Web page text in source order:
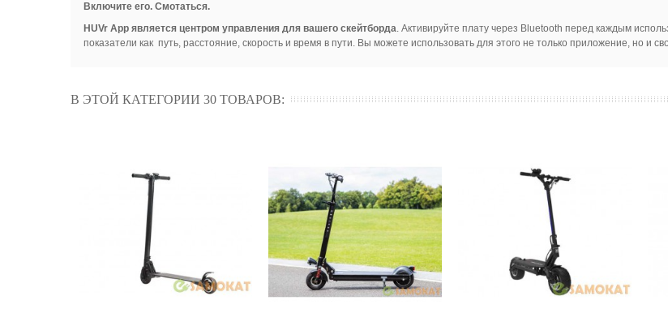
Включите его. Смотаться.
HUVr App является центром управления для вашего скейтборда. Активируйте плату через Bluetooth перед каждым
показатели как путь, расстояние, скорость и время в пути. Вы можете использовать для этого не только приложение, но и
В ЭТОЙ КАТЕГОРИИ 30 ТОВАРОВ: